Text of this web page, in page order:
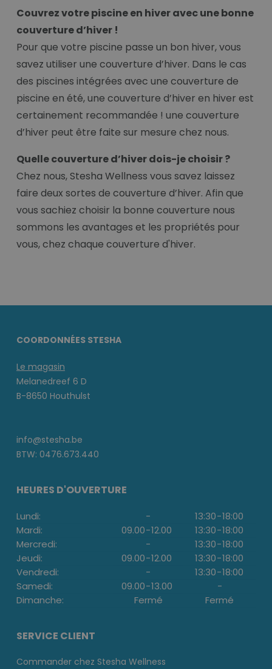
Couvrez votre piscine en hiver avec une bonne
couverture d’hiver !
Pour que votre piscine passe un bon hiver, vous
savez utiliser une couverture d’hiver. Dans le cas
des piscines intégrées avec une couverture de
piscine en été, une couverture d’hiver en hiver est
certainement recommandée ! une couverture
d’hiver peut être faite sur mesure chez nous.
Quelle couverture d’hiver dois-je choisir ?
Chez nous, Stesha Wellness vous savez laissez
faire deux sortes de couverture d’hiver. Afin que
vous sachiez choisir la bonne couverture nous
sommons les avantages et les propriétés pour
vous, chez chaque couverture d'hiver.
COORDONNÉES STESHA
Le magasin
Melanedreef 6 D
B-8650 Houthulst
info@stesha.be
BTW: 0476.673.440
HEURES D'OUVERTURE
Lundi: - 13:30-18:00
Mardi:
09.00-12.00 13:30-18:00
Mercredi:
- 13:30-18:00
Jeudi:
09.00-12.00 13:30-18:00
Vendredi:
- 13:30-18:00
Samedi:
09.00-13.00
-
Dimanche:
Fermé Fermé
SERVICE CLIENT
Commander chez Stesha Wellness